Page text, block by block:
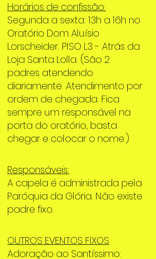
Horários de confissão:
Segunda a sexta: 13h a 16h no
Oratório Dom Aluísio
Lorscheider. PISO L3 - Atrás da
Loja Santa Lolla. (São 2
padres atendendo
diariamente. Atendimento por
ordem de chegada. Fica
sempre um responsável na
porta do oratório, basta
chegar e colocar o nome.)
Responsáveis:
A capela é administrada pela
Paróquia da Glória. Não existe
padre fixo.
OUTROS EVENTOS FIXOS
Adoração ao Santíssimo: